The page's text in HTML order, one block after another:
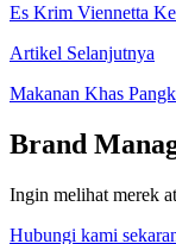
Es Krim Viennetta
Artikel Selanjutnya
Makanan Khas
Brand
Ingin melihat merek
Hubungi kami